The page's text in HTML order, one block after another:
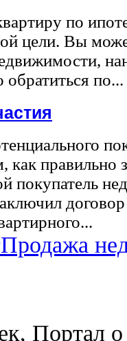
по
цели. Вы
по...
как правильно
покупатель
Продажа
Портал